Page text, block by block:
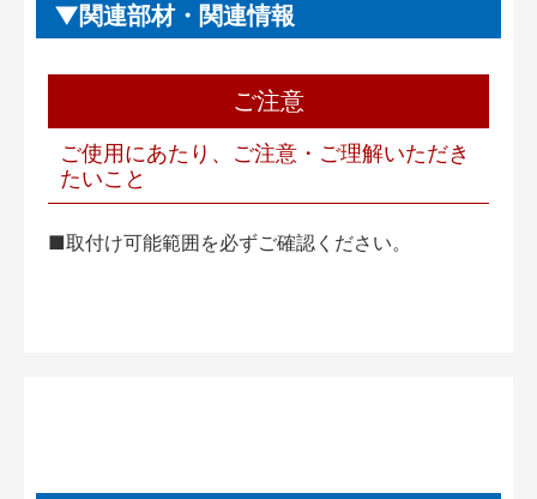
関連部材・関連情報
ご注意
ご使用にあたり、ご注意・ご理解いただき
たいこと
■取付け可能範囲を必ずご確認ください。